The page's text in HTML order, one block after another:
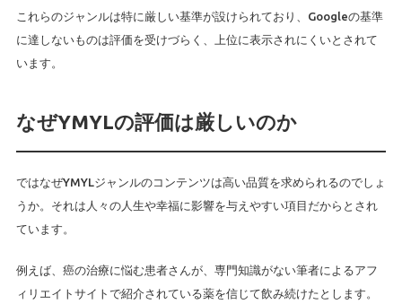
これらのジャンルは特に厳しい基準が設けられており、Googleの基準
に達しないものは評価を受けづらく、上位に表示されにくいとされて
います。
なぜYMYLの評価は厳しいのか
ではなぜYMYLジャンルのコンテンツは高い品質を求められるのでしょ
うか。それは人々の人生や幸福に影響を与えやすい項目だからとされ
ています。
例えば、癌の治療に悩む患者さんが、専門知識がない筆者によるアフ
ィリエイトサイトで紹介されている薬を信じて飲み続けたとします。